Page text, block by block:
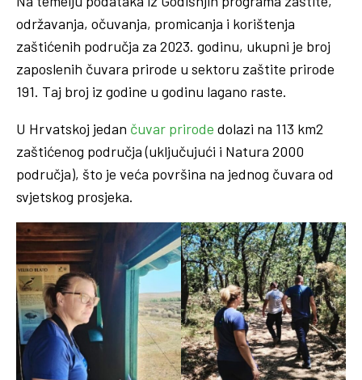
održavanja, očuvanja, promicanja i korištenja
zaštićenih područja za 2023. godinu, ukupni je broj
zaposlenih čuvara prirode u sektoru zaštite prirode
191. Taj broj iz godine u godinu lagano raste.
U Hrvatskoj jedan čuvar prirode dolazi na 113 km2
zaštićenog područja (uključujući i Natura 2000
područja), što je veća površina na jednog čuvara od
svjetskog prosjeka.